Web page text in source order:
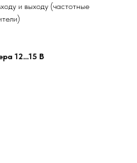
и выходу (частотные
12…15 В